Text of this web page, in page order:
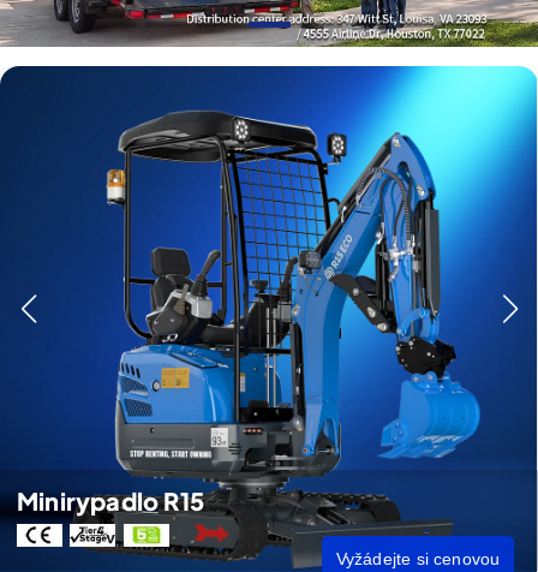
Minirypadlo R15
Vyžádejte si cenovou